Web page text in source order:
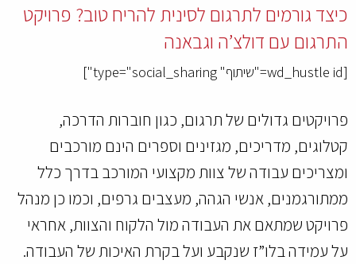
כיצד גורמים לתרגום לסינית להריח טוב? פרויקט
התרגום עם דולצ’ה וגבאנה
[wd_hustle id="שיתוף" type="social_sharing"]
פרויקטים גדולים של תרגום, כגון חוברות הדרכה,
קטלוגים, מדריכים, מגזינים וספרים הינם מורכבים
ומצריכים עבודה של צוות מקצועי המורכב בדרך כלל
ממתורגמנים, אנשי הגהה, מעצבים גרפים, וכמו כן מנהל
פרויקט שמתאם את העבודה מול הלקוח והצוות, אחראי
על עמידה בלו”ז שנקבע ועל בקרת האיכות של העבודה.